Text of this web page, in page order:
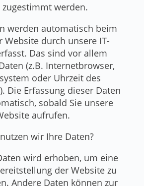
zugestimmt werden.
werden automatisch beim
Website durch unsere IT-
Das sind vor allem
(z.B. Internetbrowser,
oder Uhrzeit des
Die Erfassung dieser Daten
sobald Sie unsere
aufrufen.
wir Ihre Daten?
wird erhoben, um eine
der Website zu
Andere Daten können zur